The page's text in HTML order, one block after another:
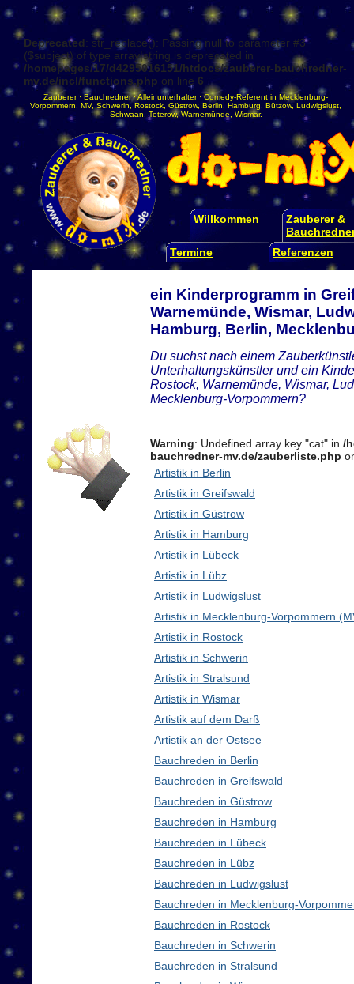
Deprecated: str_replace(): Passing null to parameter #3
($subject) of type array|string is deprecated in
/homepages/17/d4295016151/htdocs/zauberer-bauchredner-
mv.de/incl/functions.php on line 6
Zauberer·Bauchredner·Alleinunterhalter· Comedy-Referent in Mecklenburg-
Vorpommern
MV, Schwerin Rostock Güstrow, Berlin Hamburg Bützow, Ludwigslust
Schwaan ,Teterow,Warnemünde Wismar.
Willkommen
Zauberer &
Termine
Referenzen
ein Kinderprogramm in
Warnemünde, Wismar,
Hamburg, Berlin,
Du suchst nach einem
Unterhaltungskünstler und ein
Rostock, Warnemünde, Wismar,
Mecklenburg-Vorpommern?
Warning: Undefined array key "cat" in /
bauchredner-mv.de/zauberliste.php
Artistik in Berlin
Artistik in Greifswald
Artistik in Güstrow
Artistik in Hamburg
Artistik in Lübeck
Artistik in Lübz
Artistik in Ludwigslust
Artistik in Mecklenburg-Vorpommern
Artistik in Rostock
Artistik in Schwerin
Artistik in Stralsund
Artistik in Wismar
Artistik auf dem Darß
Artistik an der Ostsee
Bauchreden in Berlin
Bauchreden in Greifswald
Bauchreden in Güstrow
Bauchreden in Hamburg
Bauchreden in Lübeck
Bauchreden in Lübz
Bauchreden in Ludwigslust
Bauchreden in Mecklenburg-
Bauchreden in Rostock
Bauchreden in Schwerin
Bauchreden in Stralsund